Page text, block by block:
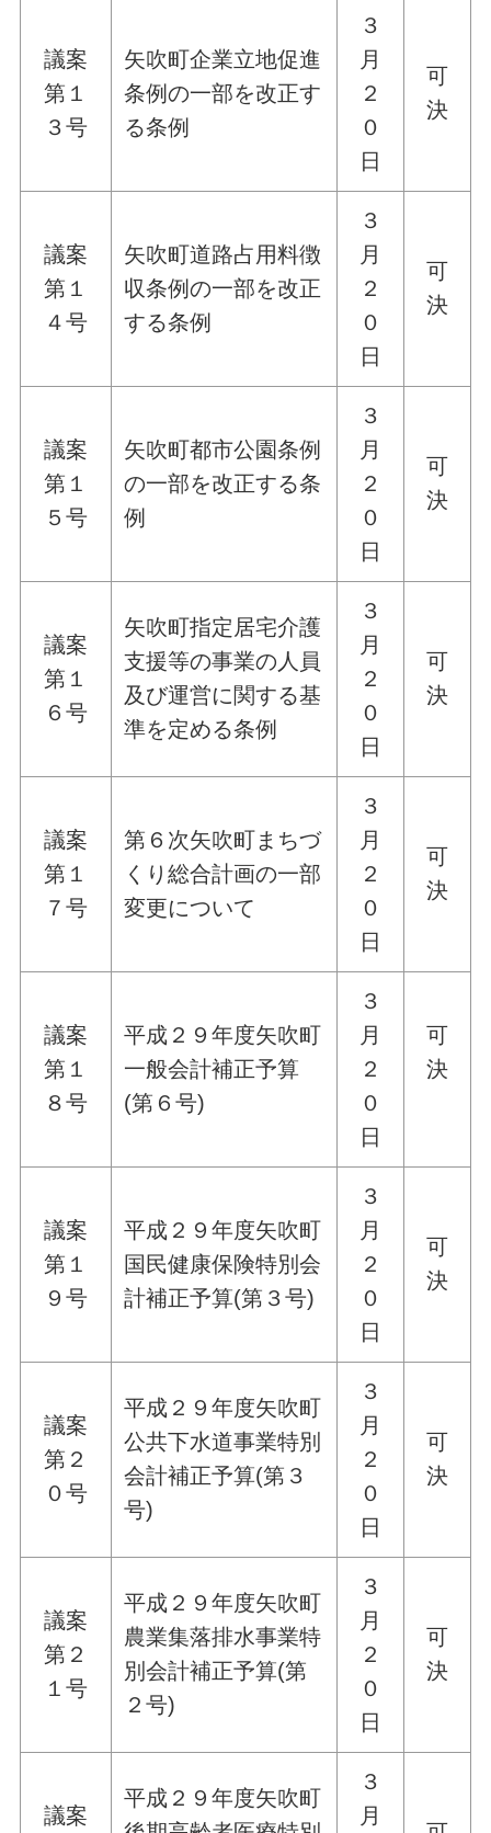
議案
第１
３号
矢吹町企業立地促進
条例の一部を改正す
る条例
３
月
２
０
日
可
決
議案
第１
４号
矢吹町道路占用料徴
収条例の一部を改正
する条例
３
月
２
０
日
可
決
議案
第１
５号
矢吹町都市公園条例
の一部を改正する条
例
３
月
２
０
日
可
決
議案
第１
６号
矢吹町指定居宅介護
支援等の事業の人員
及び運営に関する基
準を定める条例
３
月
２
０
日
可
決
議案
第１
７号
第６次矢吹町まちづ
くり総合計画の一部
変更について
３
月
２
０
日
可
決
議案
第１
８号
平成２９年度矢吹町
一般会計補正予算
(第６号)
３
月
２
０
日
可
決
議案
第１
９号
平成２９年度矢吹町
国民健康保険特別会
計補正予算(第３号)
３
月
２
０
日
可
決
議案
第２
０号
平成２９年度矢吹町
公共下水道事業特別
会計補正予算(第３
号)
３
月
２
０
日
可
決
議案
第２
１号
平成２９年度矢吹町
農業集落排水事業特
別会計補正予算(第
２号)
３
月
２
０
日
可
決
議案
平成２９年度矢吹町
３
月